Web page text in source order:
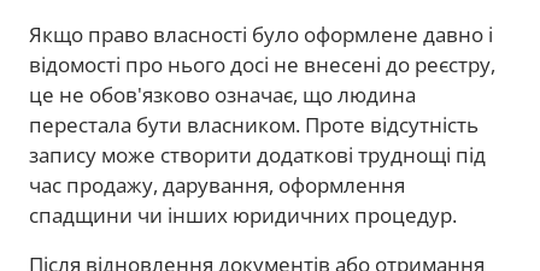
Якщо право власності було оформлене давно і
відомості про нього досі не внесені до реєстру,
це не обов'язково означає, що людина
перестала бути власником. Проте відсутність
запису може створити додаткові труднощі під
час продажу, дарування, оформлення
спадщини чи інших юридичних процедур.
Після відновлення документів або отримання